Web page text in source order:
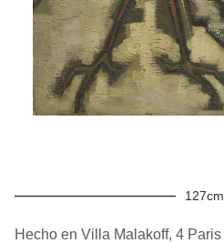
127cm
Hecho en Villa Malakoff, 4 Paris